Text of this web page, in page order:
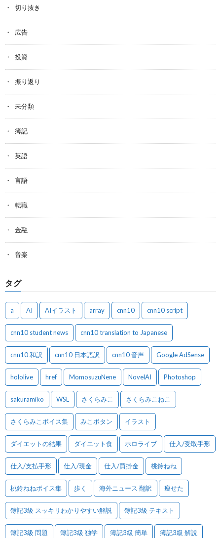
切り抜き
広告
投資
振り返り
未分類
簿記
英語
言語
転職
金融
音楽
タグ
a AI AIイラスト array cnn10 cnn10 script
cnn10 student news cnn10 translation to Japanese
cnn10 和訳 cnn10 日本語訳 cnn10 音声 Google AdSense
hololive href MomosuzuNene NovelAI Photoshop
sakuramiko WSL さくらみこ さくらみこねこ
さくらみこボイス集 みこボタン イラスト
ダイエットの結果 ダイエット食 ホロライブ 仕入/受取手形
仕入/支払手形 仕入/現金 仕入/買掛金 桃鈴ねね
桃鈴ねねボイス集 歩く 海外ニュース 翻訳 痩せた
簿記3級 スッキリわかりやすい解説 簿記3級 テキスト
簿記3級 問題 簿記3級 独学 簿記3級 簡単 簿記3級 解説